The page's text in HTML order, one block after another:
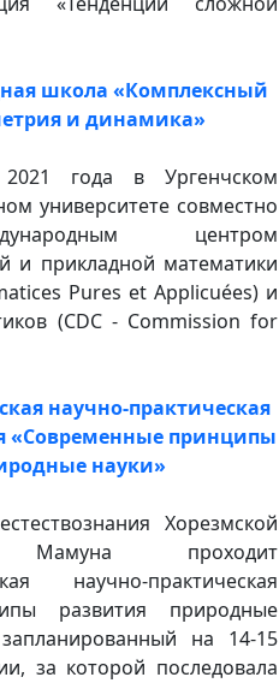
школа «Комплексный
и динамика»
года в Ургенчском
университете совместно
центром
и прикладной математики
Pures et Applicuées) и
(CDC - Commission for
научно-практическая
«Современные принципы
науки»
Хорезмской
Мамуна проходит
научно-практическая
развития природные
на 14-15
за которой последовала